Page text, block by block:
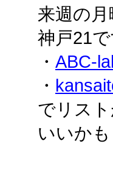
来週の
神戸21
・ ABC-
・
でリス
いいかも